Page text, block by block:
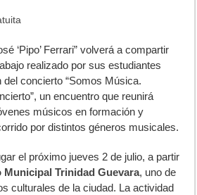
‘Pipo’ Ferrari” volverá a compartir
realizado por sus estudiantes
concierto “Somos Música.
un encuentro que reunirá
músicos en formación y
por distintos géneros musicales.
el próximo jueves 2 de julio, a partir
Municipal Trinidad Guevara, uno de
culturales de la ciudad. La actividad